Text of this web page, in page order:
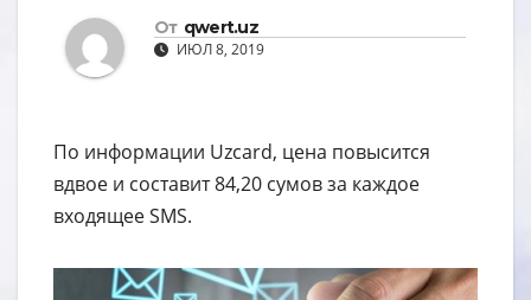
От qwert.uz
ИЮЛ 8, 2019
По информации Uzcard, цена повысится
вдвое и составит 84,20 сумов за каждое
входящее SMS.